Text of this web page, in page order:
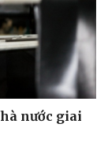
nước giai